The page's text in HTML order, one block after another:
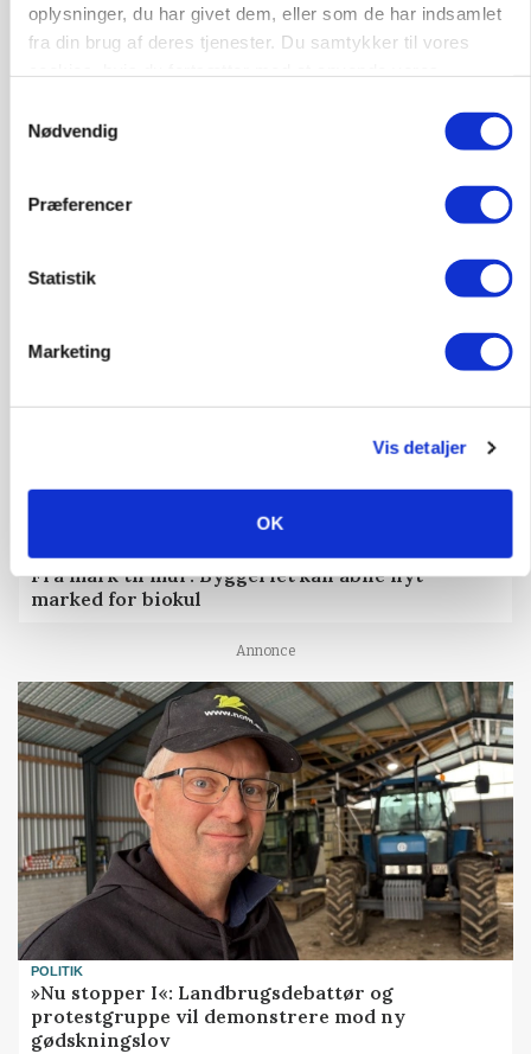
oplysninger, du har givet dem, eller som de har indsamlet
fra din brug af deres tjenester. Du samtykker til vores
Nødvendig
Præferencer
Statistik
Marketing
Vis detaljer
OK
BUSINESS
Ejer eller medejer? Nyt tv-format udfordrer
Fra mark til mur: Byggeriet kan åbne nyt
marked for biokul
Annonce
POLITIK
»Nu stopper I«: Landbrugsdebattør og
protestgruppe vil demonstrere mod ny
gødskningslov